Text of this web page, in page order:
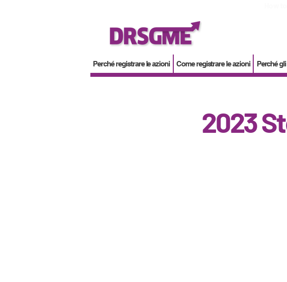
Perché registrare le azioni Come registrare le azioni Perché
2023